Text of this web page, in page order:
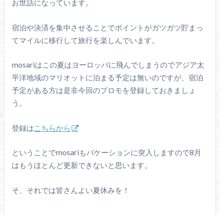
お世話になっています。
宿泊や決済を集中させることでポイントがガツガツ貯まっ
てマイルに移行して旅行を楽しんでいます。
mosariはこの夏はヨーロッパに飛んでしまうのでアジア太
平洋地域のマリオットに泊まる予定は無いのですが、宿泊
予定がある方は是非今回のプロモを登録しておきましょ
う。
登録はこちらから
ということでmosariもバケーションに突入しますので8月
はもうほとんど更新できないと思います。
そ、それでは皆さんよい夏休みを！